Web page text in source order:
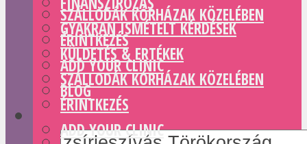
SZÁLLODÁK KÓRHÁZAK KÖZELÉBEN
ÉRINTKEZÉS
ADD YOUR CLINIC
BLOG
GYAKRAN ISMÉTELT KÉRDÉSEK
KÜLDETÉS & ERTÉKEK
SZÁLLODÁK KÓRHÁZAK KÖZELÉBEN
ÉRINTKEZÉS
ADD YOUR CLINIC